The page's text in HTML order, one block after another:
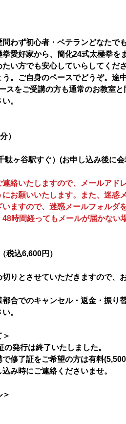
わず初心者・ベテランどなたで
愛好家から、簡化24式太極拳を
い方でも安心していらしてくだ
。ご自身のペースでどうぞ。途
スをご受講の方も通常のお教室と
。
）
駄ヶ谷駅すぐ）(お申し込み後に
絡いたしますので、メールアド
お願いいたします。また、迷惑
ますので、迷惑メールフォルダ
48時間経ってもメールが届かない
込6,600円）
りとさせていただきますので、
合でのキャンセル・返金・振り
。
発行は終了いたしました。
修了証をご希望の方は有料
み時にご連絡くださいませ。